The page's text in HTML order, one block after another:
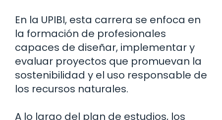
En la UPIBI, esta carrera se enfoca en
la formación de profesionales
capaces de diseñar, implementar y
evaluar proyectos que promuevan la
sostenibilidad y el uso responsable de
los recursos naturales.
A lo largo del plan de estudios, los